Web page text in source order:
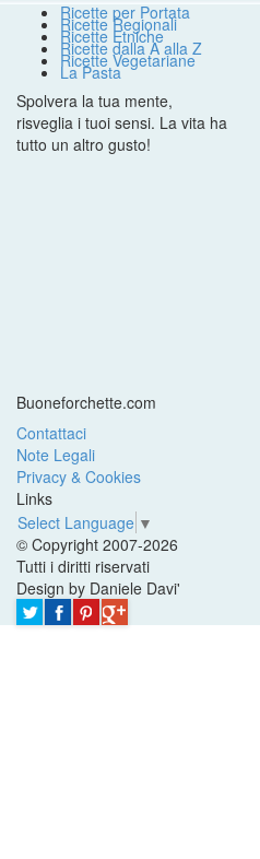
Ricette per Portata
Ricette Regionali
Ricette Etniche
Ricette dalla A alla Z
Ricette Vegetariane
La Pasta
Spolvera la tua mente,
risveglia i tuoi sensi. La vita ha
tutto un altro gusto!
Buoneforchette.com
Contattaci
Note Legali
Privacy & Cookies
Links
Select Language ▼
© Copyright 2007-2026
Tutti i diritti riservati
Design by Daniele Davi'